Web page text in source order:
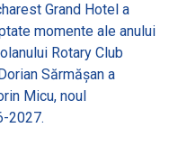
Grand Hotel a
momente ale anului
Rotary Club
Sărmășan a
Micu, noul
2027.